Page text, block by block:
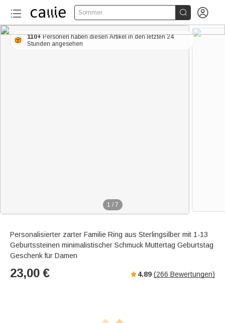
Sommer  
1 / 7
110+Personen haben diesen Artikel in den letzten 24
Stunden angesehen
Personalisierter zarter Familie Ring aus Sterlingsilber mit 1-13
Geburtssteinen minimalistischer Schmuck Muttertag Geburtstag
Geschenk für Damen
23,00 € 4.89 (266 Bewertungen)